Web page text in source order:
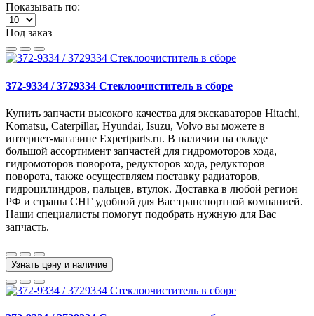
Показывать по:
Под заказ
372-9334 / 3729334 Стеклоочиститель в сборе
Купить запчасти высокого качества для экскаваторов Hitachi,
Komatsu, Caterpillar, Hyundai, Isuzu, Volvo вы можете в
интернет-магазине Expertparts.ru. В наличии на складе
большой ассортимент запчастей для гидромоторов хода,
гидромоторов поворота, редукторов хода, редукторов
поворота, также осуществляем поставку радиаторов,
гидроцилиндров, пальцев, втулок. Доставка в любой регион
РФ и страны СНГ удобной для Вас транспортной компанией.
Наши специалисты помогут подобрать нужную для Вас
запчасть.
Узнать цену и наличие